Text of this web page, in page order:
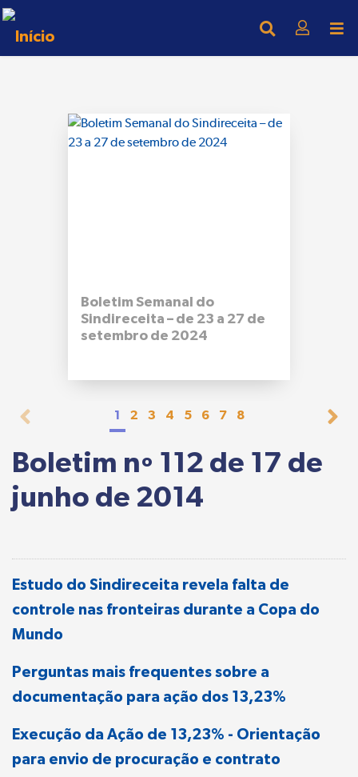
Boletim Semanal do
Sindireceita – de 23 a 27 de
setembro de 2024
1 2 3 4 5 6 7 8
Boletim nº 112 de 17 de
junho de 2014
Estudo do Sindireceita revela falta de
controle nas fronteiras durante a Copa do
Mundo
Perguntas mais frequentes sobre a
documentação para ação dos 13,23%
Execução da Ação de 13,23% - Orientação
para envio de procuração e contrato